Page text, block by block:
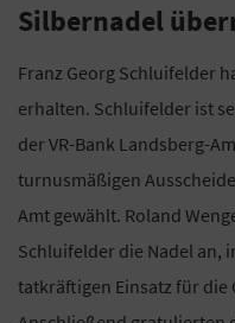
Silbernadel
Franz Georg Schluifelder
erhalten. Schluifelder ist
der VR-Bank Landsberg-
turnusmäßigen
Amt gewählt. Roland
Schluifelder die Nadel an,
tatkräftigen Einsatz für die